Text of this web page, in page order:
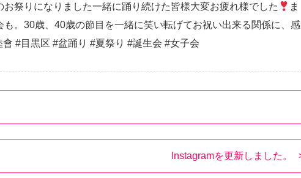
祭りになりました一緒に踊り続けた皆様大変お疲れ様でした
ま
。30歳、40歳の節目を一緒に笑い転げてお祝い出来る関係に、感
#目黒区 #盆踊り #夏祭り #誕生会 #女子会
Instagramを更新しました。